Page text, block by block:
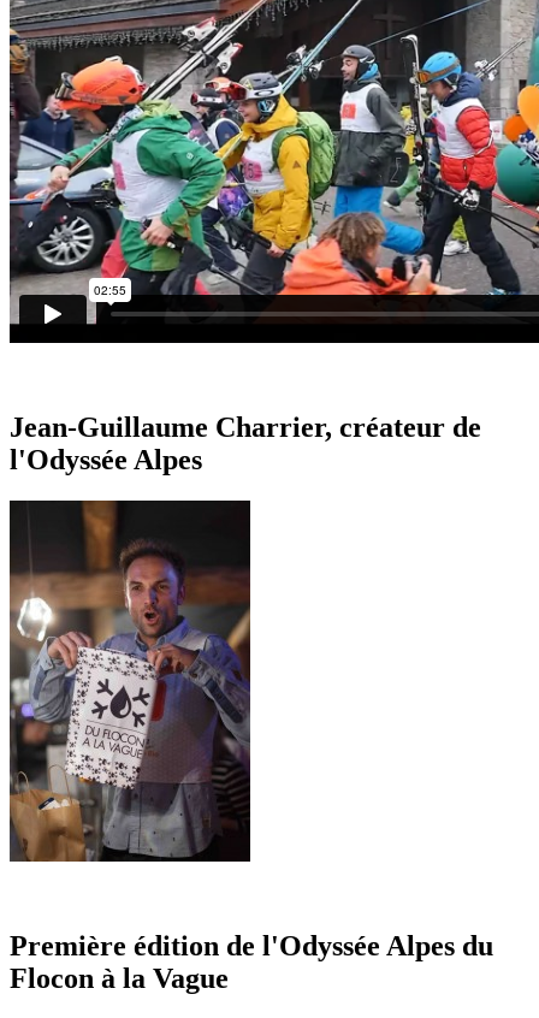
Jean-Guillaume Charrier, créateur de
l'Odyssée Alpes
Première édition de l'Odyssée Alpes du
Flocon à la Vague